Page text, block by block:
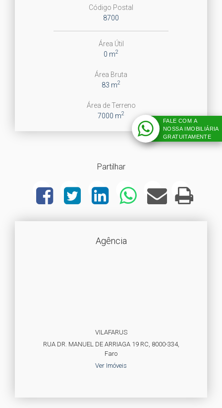
Código Postal
8700
Área Útil
0 m2
Área Bruta
83 m2
Área de Terreno
7000 m2
Partilhar
Agência
VILAFARUS
RUA DR. MANUEL DE ARRIAGA 19 RC, 8000-334,
Faro
Ver Imóveis
FALE COM A
NOSSA IMOBILIÁRIA
GRATUITAMENTE